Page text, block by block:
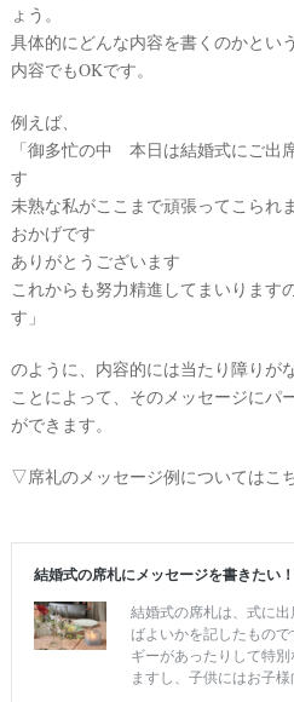
ょう。
具体的にどんな内容を書くのかとい
内容でもOKです。
例えば、
「御多忙の中 本日は結婚式にご出
す
未熟な私がここまで頑張ってこら
おかげです
ありがとうございます
これからも努力精進してまいりま
す」
のように、内容的には当たり障りが
ことによって、そのメッセージにパ
ができます。
▽席礼のメッセージ例についてはこ